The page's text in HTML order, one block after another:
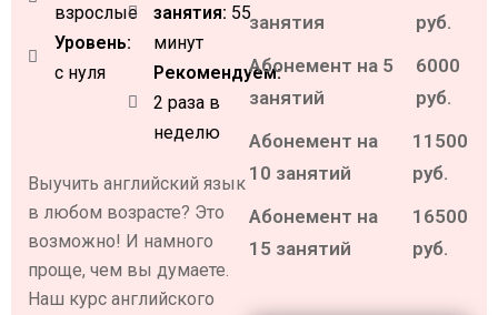
взрослые
Уровень:
с нуля
занятия: 55
минут
Рекомендуем:
2 раза в
неделю
Выучить английский язык
в любом возрасте? Это
возможно! И намного
проще, чем вы думаете.
Наш курс английского
занятия
руб.
Абонемент на 5
занятий
6000
руб.
Абонемент на
10 занятий
11500
руб.
Абонемент на
15 занятий
16500
руб.